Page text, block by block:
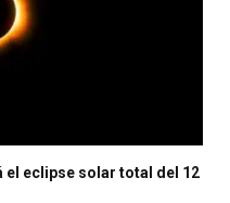
el eclipse solar total del 12